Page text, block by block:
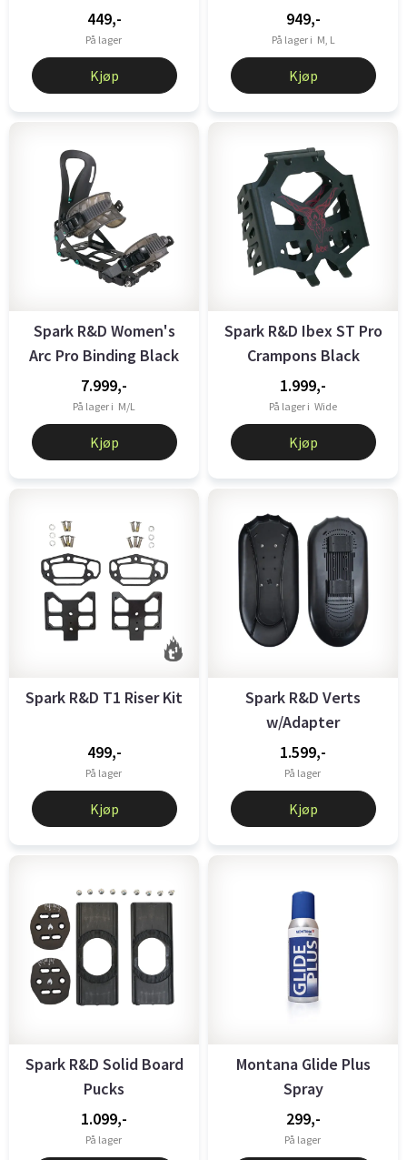
449,-
På lager
Kjøp
Straps
949,-
På lager i M, L
Kjøp
Spark R&D Women's
Arc Pro Binding Black
7.999,-
På lager i M/L
Kjøp
Spark R&D Ibex ST Pro
Crampons Black
1.999,-
På lager i Wide
Kjøp
Spark R&D T1 Riser Kit
499,-
På lager
Kjøp
Spark R&D Verts
w/Adapter
1.599,-
På lager
Kjøp
Spark R&D Solid Board
Pucks
1.099,-
På lager
Montana Glide Plus
Spray
299,-
På lager